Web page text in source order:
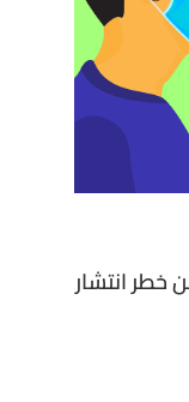
خطر انتشار